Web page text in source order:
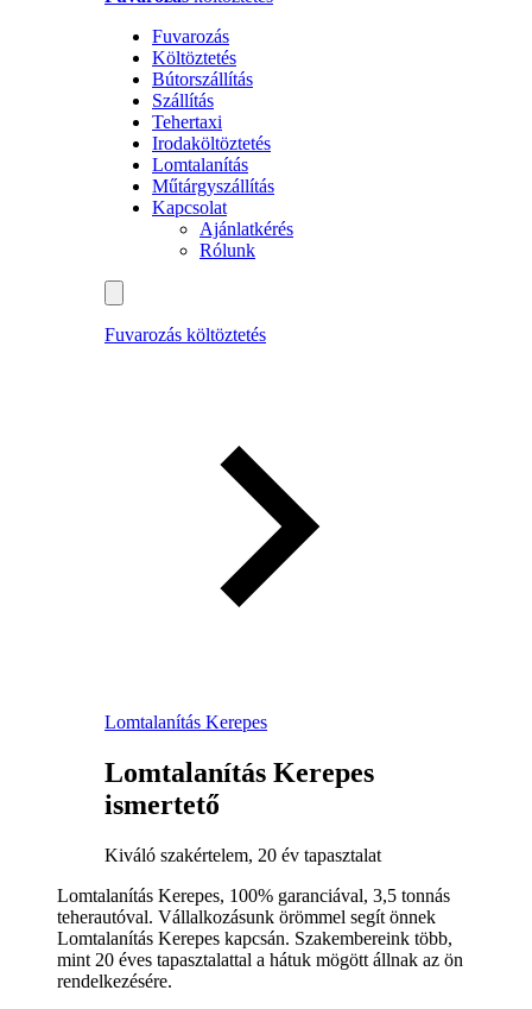
Fuvarozás
Költöztetés
Bútorszállítás
Szállítás
Tehertaxi
Irodaköltöztetés
Lomtalanítás
Műtárgyszállítás
Kapcsolat
Ajánlatkérés
Rólunk
Fuvarozás költöztetés
Lomtalanítás Kerepes
Lomtalanítás Kerepes
ismertető
Kiváló szakértelem, 20 év tapasztalat
Lomtalanítás Kerepes, 100% garanciával, 3,5 tonnás
teherautóval. Vállalkozásunk örömmel segít önnek
Lomtalanítás Kerepes kapcsán. Szakembereink több,
mint 20 éves tapasztalattal a hátuk mögött állnak az ön
rendelkezésére.